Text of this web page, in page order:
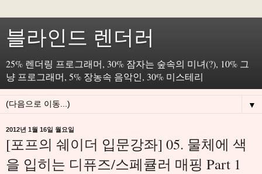
블라인드 렌더러
25% 렌더링 프로그래머, 30% 잠자는 숲속의 미녀(?), 10% 그
냥 프로그래머, 5% 장농속 음악인, 30% 미스테리
▼
2012년 1월 16일 월요일
[포프의 쉐이더 입문강좌] 05. 물체에 색
을 입히는 디퓨즈/스페큘러 매핑 Part 1